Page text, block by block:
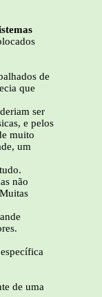
de
que
ser
e pelos
muito
um
não
de uma